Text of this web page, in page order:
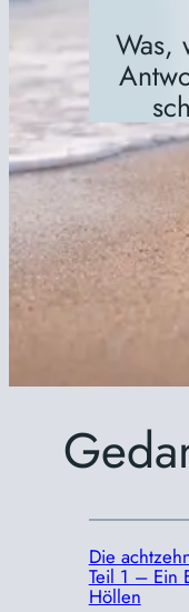
Was,
Die
Teil 1 – Ein
Höllen